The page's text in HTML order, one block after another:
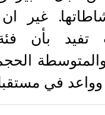
غير
تفيد بأن
في